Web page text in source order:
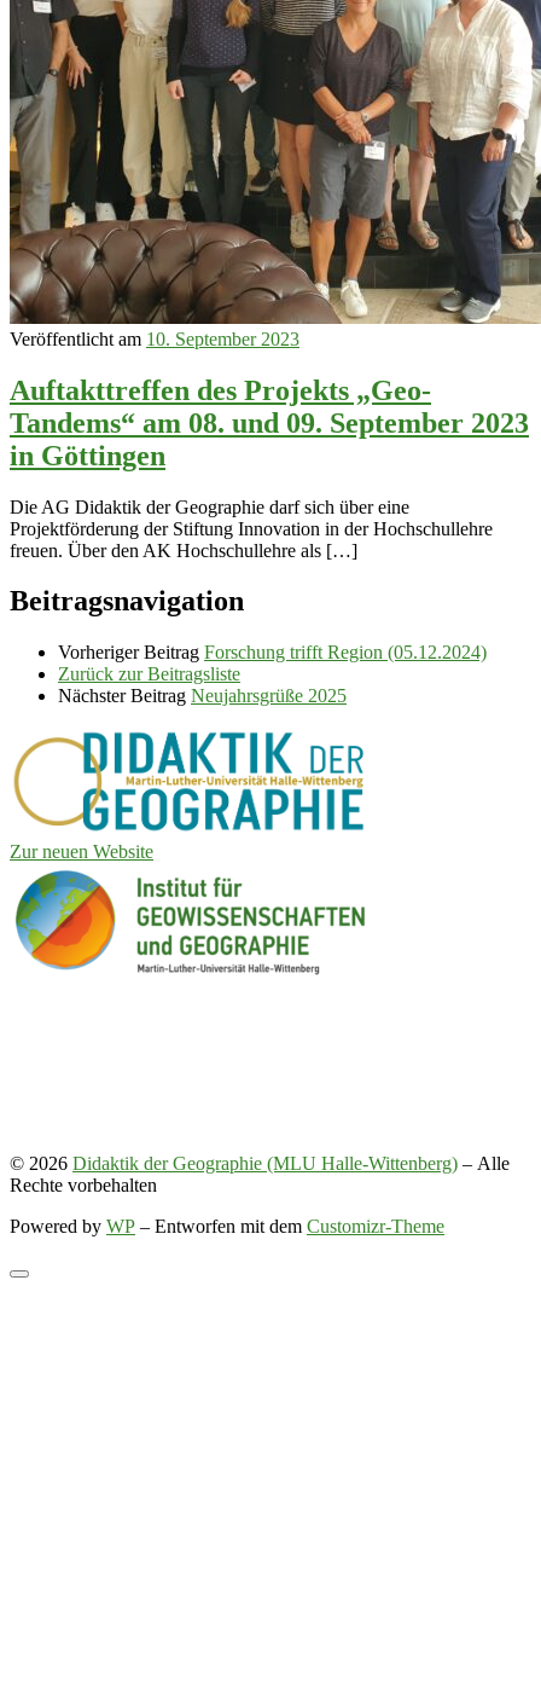
Veröffentlicht am 10. September 2023
Auftakttreffen des Projekts „Geo-
Tandems“ am 08. und 09. September 2023
in Göttingen
Die AG Didaktik der Geographie darf sich über eine
Projektförderung der Stiftung Innovation in der Hochschullehre
freuen. Über den AK Hochschullehre als […]
Beitragsnavigation
Vorheriger Beitrag Forschung trifft Region (05.12.2024)
Zurück zur Beitragsliste
Nächster Beitrag Neujahrsgrüße 2025
Zur neuen Website
© 2026 Didaktik der Geographie (MLU Halle-Wittenberg) – Alle
Rechte vorbehalten
Powered by WP – Entworfen mit dem Customizr-Theme